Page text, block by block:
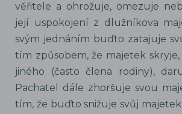
věřitele a ohrožuje, omezuje
její uspokojení z dlužníkova
svým jednáním buďto zatajuje
tím způsobem, že majetek
jiného (často člena rodiny),
Pachatel dále zhoršuje svou
tím, že buďto snižuje svůj